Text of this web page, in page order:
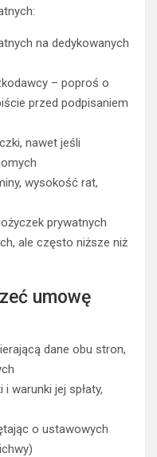
na dedykowanych
– poproś o
przed podpisaniem
nawet jeśli
wysokość rat,
prywatnych
ale często niższe niż
umowę
dane obu stron,
warunki jej spłaty,
o ustawowych